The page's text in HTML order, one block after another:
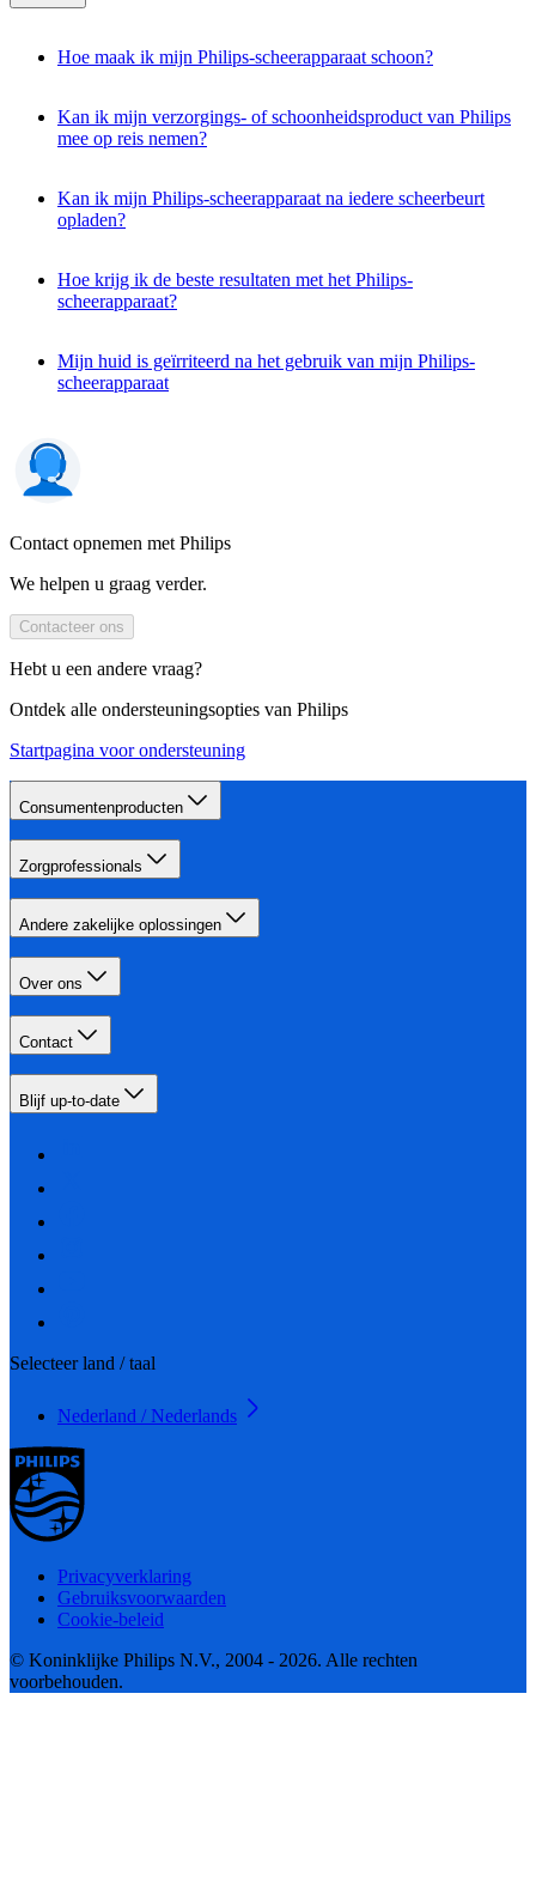
Hoe maak ik mijn Philips-scheerapparaat schoon?
Kan ik mijn verzorgings- of schoonheidsproduct van Philips
mee op reis nemen?
Kan ik mijn Philips-scheerapparaat na iedere scheerbeurt
opladen?
Hoe krijg ik de beste resultaten met het Philips-
scheerapparaat?
Mijn huid is geïrriteerd na het gebruik van mijn Philips-
scheerapparaat
Contact opnemen met Philips
We helpen u graag verder.
Contacteer ons
Hebt u een andere vraag?
Ontdek alle ondersteuningsopties van Philips
Startpagina voor ondersteuning
Consumentenproducten
Zorgprofessionals
Andere zakelijke oplossingen
Over ons
Contact
Blijf up-to-date
Selecteer land / taal
Nederland / Nederlands
Privacyverklaring
Gebruiksvoorwaarden
Cookie-beleid
© Koninklijke Philips N.V., 2004 - 2026. Alle rechten
voorbehouden.